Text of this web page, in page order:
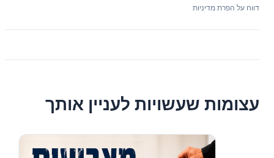
דווח על הפרת מדיניות
עצומות שעשויות לעניין אותך